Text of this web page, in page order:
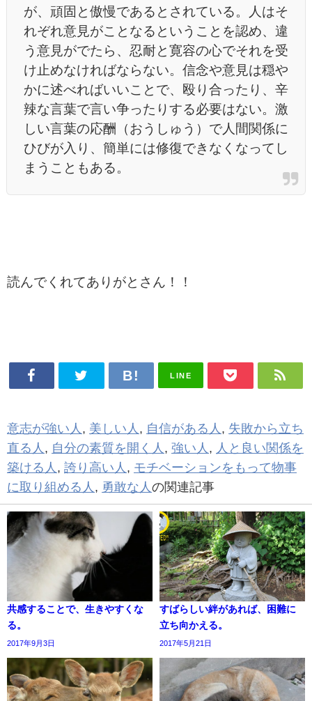
が、頑固と傲慢であるとされている。人はそ
れぞれ意見がことなるということを認め、違
う意見がでたら、忍耐と寛容の心でそれを受
け止めなければならない。信念や意見は穏や
かに述べればいいことで、殴り合ったり、辛
辣な言葉で言い争ったりする必要はない。激
しい言葉の応酬（おうしゅう）で人間関係に
ひびが入り、簡単には修復できなくなってし
まうこともある。
読んでくれてありがとさん！！
LINE
意志が強い人 , 美しい人 , 自信がある人 , 失敗から立ち
直る人 , 自分の素質を開く人 , 強い人 , 人と良い関係を
築ける人 , 誇り高い人 , モチベーションをもって物事
に取り組める人 , 勇敢な人 の関連記事
共感することで、生きやすくな
る。
2017年9月3日
すばらしい絆があれば、困難に
立ち向かえる。
2017年5月21日